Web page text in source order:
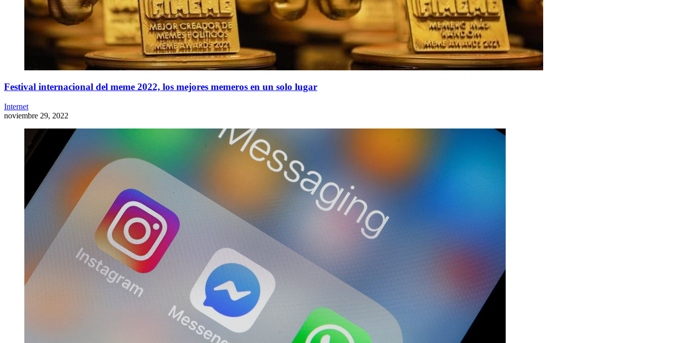
Festival internacional del meme 2022, los mejores memeros en un solo lugar
Internet
noviembre 29, 2022